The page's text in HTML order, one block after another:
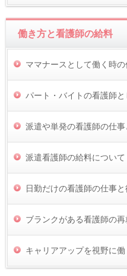
働き方と看護師の給料
ママナースとして働く時
パート・バイトの看護師
派遣や単発の看護師の仕事
派遣看護師の給料について
日勤だけの看護師の仕事と
ブランクがある看護師の再
キャリアアップを視野に